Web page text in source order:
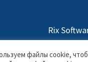
Rix
файлы cookie,